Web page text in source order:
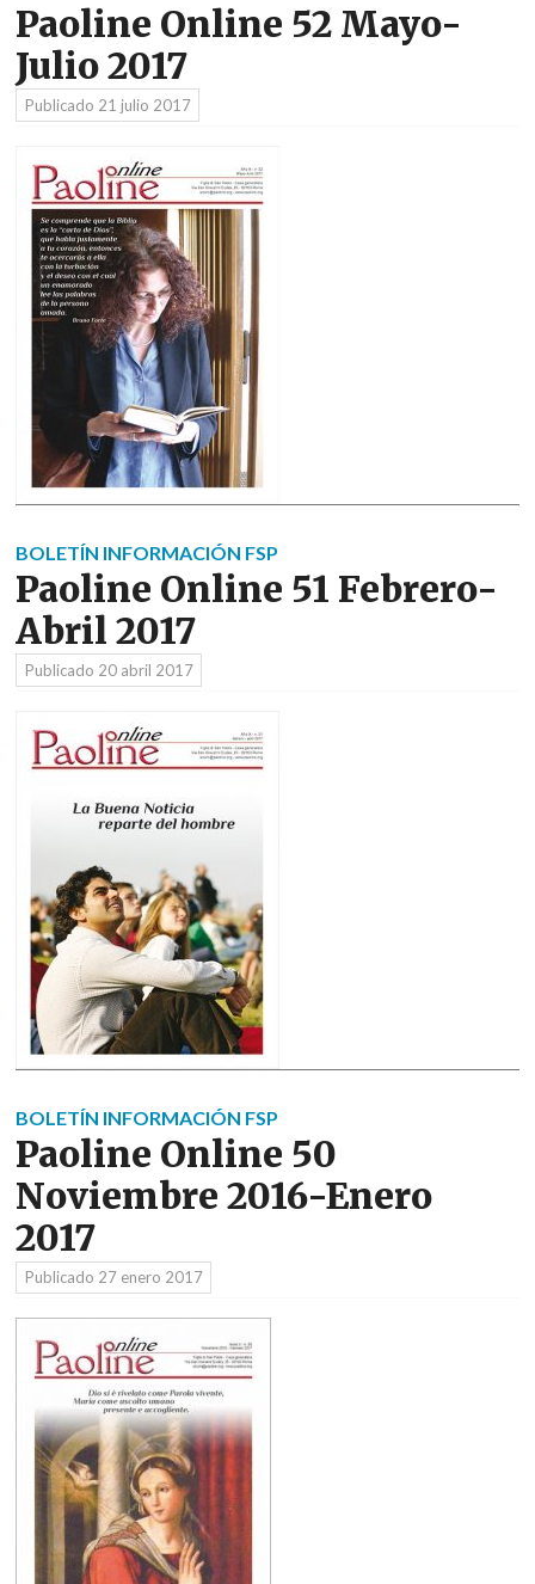
Paoline Online 52 Mayo-
Julio 2017
Publicado 21 julio 2017
BOLETÍN INFORMACIÓN FSP
Paoline Online 51 Febrero-
Abril 2017
Publicado 20 abril 2017
BOLETÍN INFORMACIÓN FSP
Paoline Online 50
Noviembre 2016-Enero
2017
Publicado 27 enero 2017